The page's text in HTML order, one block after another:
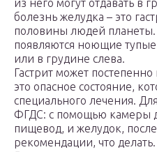
из него могут отдавать в
болезнь желудка – это
половины людей
появляются ноющие
или в грудине слева.
Гастрит может
это опасное состояние,
специального лечения.
ФГДС: с помощью камеры
пищевод, и желудок, после
рекомендации, что делать.